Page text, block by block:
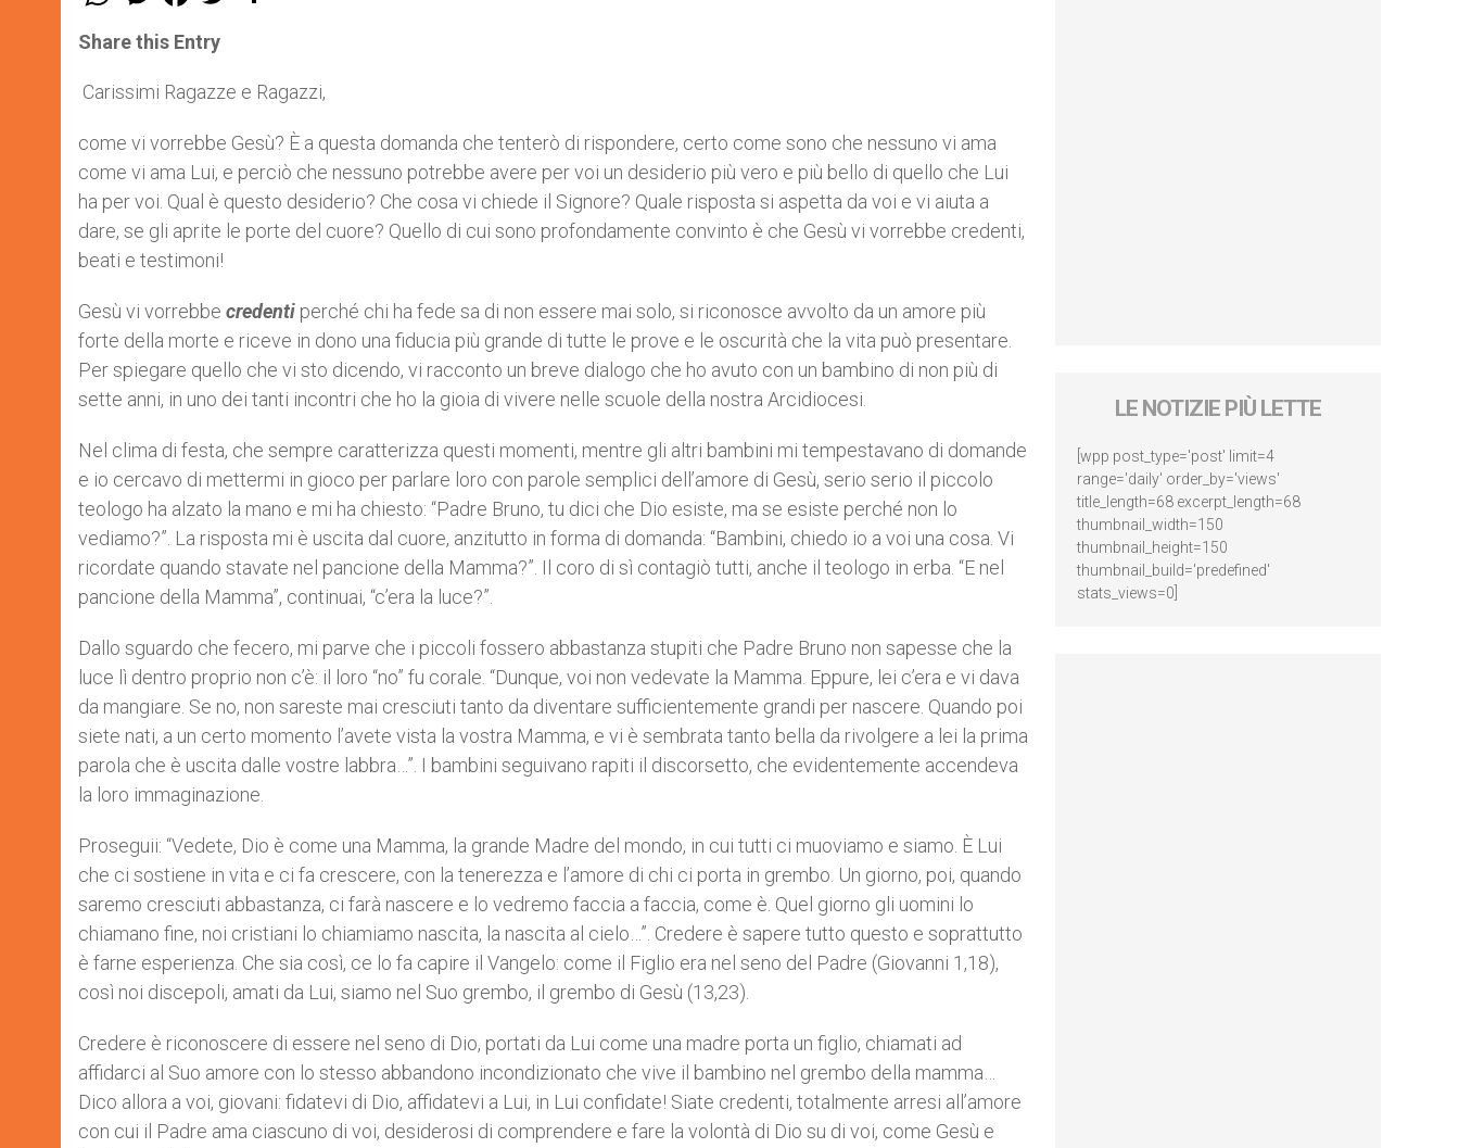
t
s
p
p
s
e
g
e
e
b
o
k
r
Share this Entry
Carissimi Ragazze e Ragazzi,
come vi vorrebbe Gesù? È a questa domanda che tenterò di rispondere, certo come sono che nessuno vi ama
come vi ama Lui, e perciò che nessuno potrebbe avere per voi un desiderio più vero e più bello di quello che Lui
ha per voi. Qual è questo desiderio? Che cosa vi chiede il Signore? Quale risposta si aspetta da voi e vi aiuta a
dare, se gli aprite le porte del cuore? Quello di cui sono profondamente convinto è che Gesù vi vorrebbe credenti,
beati e testimoni!
Gesù vi vorrebbe credenti perché chi ha fede sa di non essere mai solo, si riconosce avvolto da un amore più
forte della morte e riceve in dono una fiducia più grande di tutte le prove e le oscurità che la vita può presentare.
Per spiegare quello che vi sto dicendo, vi racconto un breve dialogo che ho avuto con un bambino di non più di
sette anni, in uno dei tanti incontri che ho la gioia di vivere nelle scuole della nostra Arcidiocesi.
Nel clima di festa, che sempre caratterizza questi momenti, mentre gli altri bambini mi tempestavano di domande
e io cercavo di mettermi in gioco per parlare loro con parole semplici dell’amore di Gesù, serio serio il piccolo
teologo ha alzato la mano e mi ha chiesto: “Padre Bruno, tu dici che Dio esiste, ma se esiste perché non lo
vediamo?”. La risposta mi è uscita dal cuore, anzitutto in forma di domanda: “Bambini, chiedo io a voi una cosa. Vi
ricordate quando stavate nel pancione della Mamma?”. Il coro di sì contagiò tutti, anche il teologo in erba. “E nel
pancione della Mamma”, continuai, “c’era la luce?”.
Dallo sguardo che fecero, mi parve che i piccoli fossero abbastanza stupiti che Padre Bruno non sapesse che la
luce lì dentro proprio non c’è: il loro “no” fu corale. “Dunque, voi non vedevate la Mamma. Eppure, lei c’era e vi dava
da mangiare. Se no, non sareste mai cresciuti tanto da diventare sufficientemente grandi per nascere. Quando poi
siete nati, a un certo momento l’avete vista la vostra Mamma, e vi è sembrata tanto bella da rivolgere a lei la prima
parola che è uscita dalle vostre labbra…”. I bambini seguivano rapiti il discorsetto, che evidentemente accendeva
la loro immaginazione.
Proseguii: “Vedete, Dio è come una Mamma, la grande Madre del mondo, in cui tutti ci muoviamo e siamo. È Lui
che ci sostiene in vita e ci fa crescere, con la tenerezza e l’amore di chi ci porta in grembo. Un giorno, poi, quando
saremo cresciuti abbastanza, ci farà nascere e lo vedremo faccia a faccia, come è. Quel giorno gli uomini lo
chiamano fine, noi cristiani lo chiamiamo nascita, la nascita al cielo…”. Credere è sapere tutto questo e soprattutto
è farne esperienza. Che sia così, ce lo fa capire il Vangelo: come il Figlio era nel seno del Padre (Giovanni 1,18),
così noi discepoli, amati da Lui, siamo nel Suo grembo, il grembo di Gesù (13,23).
Credere è riconoscere di essere nel seno di Dio, portati da Lui come una madre porta un figlio, chiamati ad
affidarci al Suo amore con lo stesso abbandono incondizionato che vive il bambino nel grembo della mamma…
Dico allora a voi, giovani: fidatevi di Dio, affidatevi a Lui, in Lui confidate! Siate credenti, totalmente arresi all’amore
con cui il Padre ama ciascuno di voi, desiderosi di comprendere e fare la volontà di Dio su di voi, come Gesù e
LE NOTIZIE PIÙ LETTE
[wpp post_type='post' limit=4
range='daily' order_by='views'
title_length=68 excerpt_length=68
thumbnail_width=150
thumbnail_height=150
thumbnail_build='predefined'
stats_views=0]